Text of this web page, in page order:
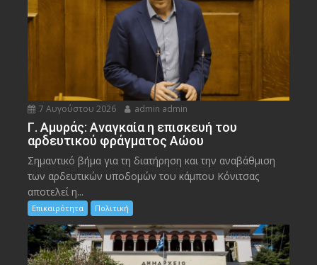
7 Αυγούστου 2026 admin admin
Γ. Αμυράς: Αναγκαία η επισκευή του
αρδευτικού φράγματος Αώου
Σημαντικό βήμα για τη διατήρηση και την αναβάθμιση
των αρδευτικών υποδομών του κάμπου Κόνιτσας
αποτελεί η...
Επικαιρότητα Πολιτική